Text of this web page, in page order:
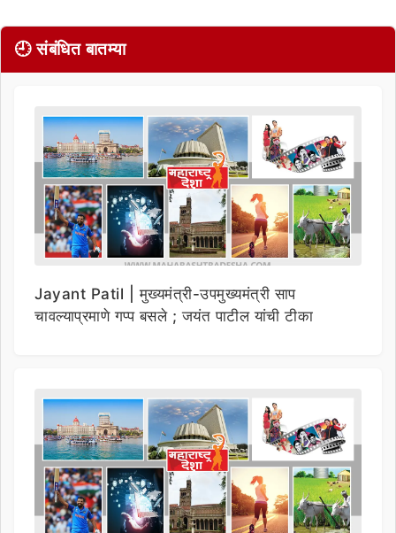
🕘 संबंधित बातम्या
Jayant Patil | मुख्यमंत्री-उपमुख्यमंत्री साप
चावल्याप्रमाणे गप्प बसले ; जयंत पाटील यांची टीका